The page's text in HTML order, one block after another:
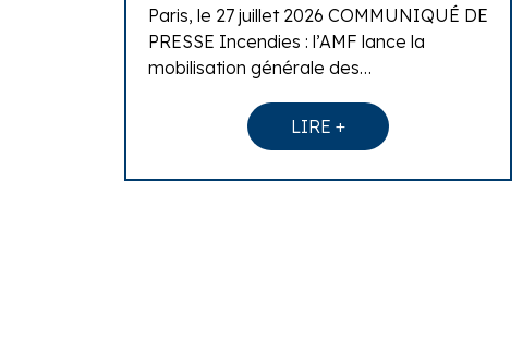
Paris, le 27 juillet 2026 COMMUNIQUÉ DE
PRESSE Incendies : l’AMF lance la
mobilisation générale des…
LIRE +